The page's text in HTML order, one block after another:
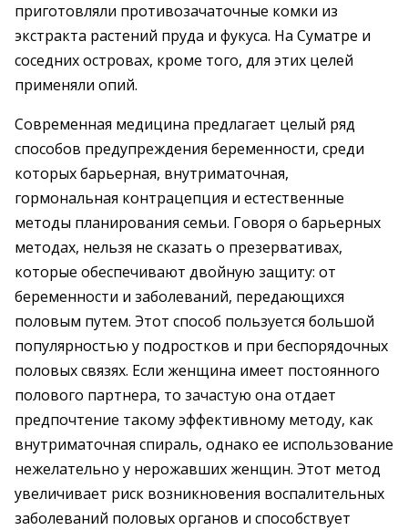
приготовляли противозачаточные комки из
экстракта растений пруда и фукуса. На Суматре и
соседних островах, кроме того, для этих целей
применяли опий.
Современная медицина предлагает целый ряд
способов предупреждения беременности, среди
которых барьерная, внутриматочная,
гормональная контрацепция и естественные
методы планирования семьи. Говоря о барьерных
методах, нельзя не сказать о презервативах,
которые обеспечивают двойную защиту: от
беременности и заболеваний, передающихся
половым путем. Этот способ пользуется большой
популярностью у подростков и при беспорядочных
половых связях. Если женщина имеет постоянного
полового партнера, то зачастую она отдает
предпочтение такому эффективному методу, как
внутриматочная спираль, однако ее использование
нежелательно у нерожавших женщин. Этот метод
увеличивает риск возникновения воспалительных
заболеваний половых органов и способствует